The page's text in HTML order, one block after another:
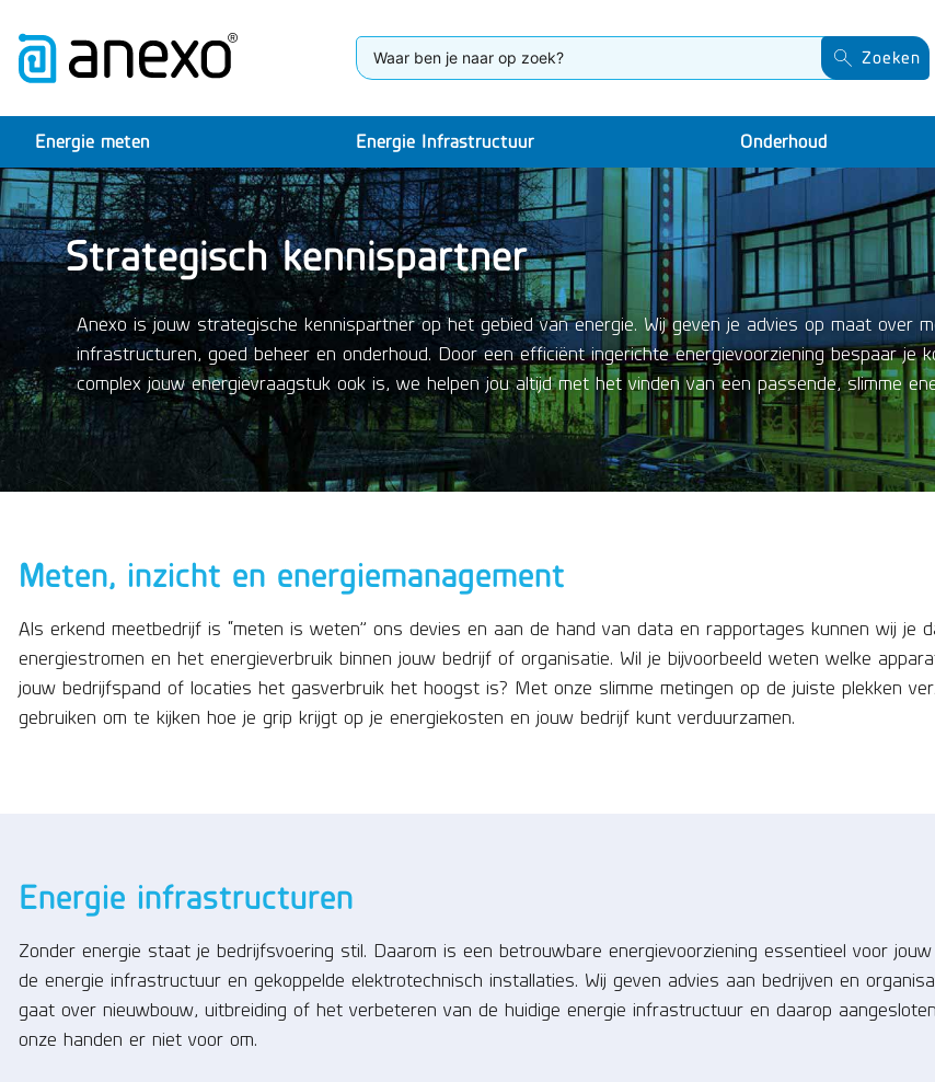
Zoeken
Energie meten Energie Infrastructuur Onderhoud
Strategisch kennispartner
Anexo is jouw strategische kennispartner op het gebied van energie. Wij geven je advies op maat over
infrastructuren, goed beheer en onderhoud. Door een efficiënt ingerichte energievoorziening bespaar je
complex jouw energievraagstuk ook is, we helpen jou altijd met het vinden van een passende, slimme
Meten, inzicht en energiemanagement
Als erkend meetbedrijf is “meten is weten” ons devies en aan de hand van data en rapportages kunnen wij je
energiestromen en het energieverbruik binnen jouw bedrijf of organisatie. Wil je bijvoorbeeld weten welke
jouw bedrijfspand of locaties het gasverbruik het hoogst is? Met onze slimme metingen op de juiste plekken
gebruiken om te kijken hoe je grip krijgt op je energiekosten en jouw bedrijf kunt verduurzamen.
Energie infrastructuren
Zonder energie staat je bedrijfsvoering stil. Daarom is een betrouwbare energievoorziening essentieel voor
de energie infrastructuur en gekoppelde elektrotechnisch installaties. Wij geven advies aan bedrijven en
gaat over nieuwbouw, uitbreiding of het verbeteren van de huidige energie infrastructuur en daarop
onze handen er niet voor om.